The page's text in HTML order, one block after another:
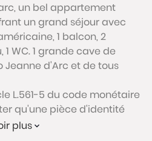
un bel appartement
un grand séjour avec
1 balcon, 2
WC. 1 grande cave de
Jeanne d'Arc et de tous
L.561-5 du code monétaire
qu'une pièce d'identité
visiteurs majeurs avant
plus